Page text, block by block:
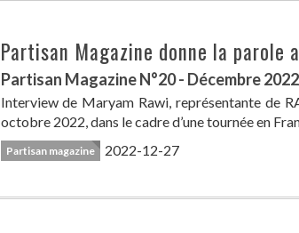
Partisan Magazine donne la parole
Partisan Magazine N°20 - Décembre 2022
Interview de Maryam Rawi, représentante de
octobre 2022, dans le cadre d’une tournée en
Partisan magazine 2022-12-27